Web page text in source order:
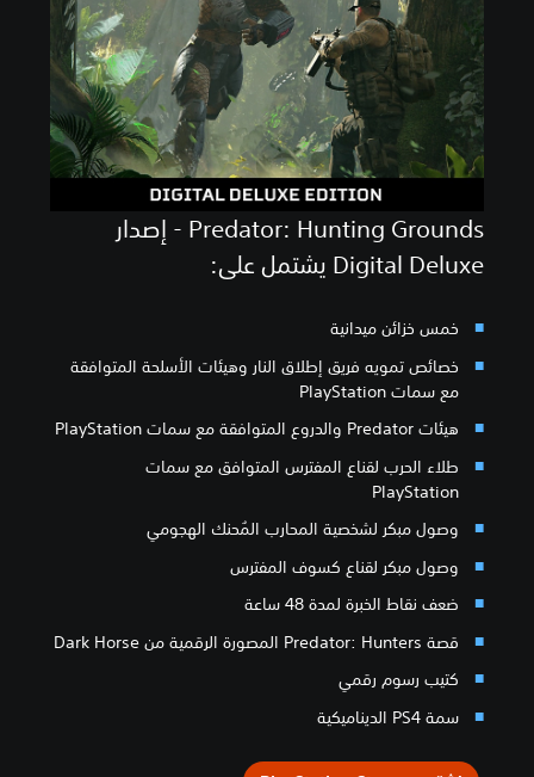
Predator: Hunting Grounds - إصدار
Digital Deluxe يشتمل على:
خمس خزائن ميدانية
خصائص تمويه فريق إطلاق النار وهيئات الأسلحة المتوافقة
مع سمات PlayStation
هيئات Predator والدروع المتوافقة مع سمات PlayStation
طلاء الحرب لقناع المفترس المتوافق مع سمات
PlayStation
وصول مبكر لشخصية المحارب المُحنك الهجومي
وصول مبكر لقناع كسوف المفترس
ضعف نقاط الخبرة لمدة 48 ساعة
قصة Predator: Hunters المصورة الرقمية من Dark Horse
كتيب رسوم رقمي
سمة PS4 الديناميكية